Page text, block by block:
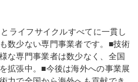
ライフサイクルすべてに一貫し
数少ない専門事業者です。■技術
な専門事業者は数少なく、全国
拡張中。■今後は海外への事業展